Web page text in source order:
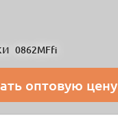
0862MFfi
оптовую цену